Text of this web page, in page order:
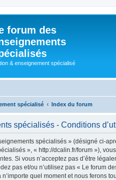
forum des
& enseignement spécialisé
spécialisé Index du forum
spécialisés - Conditions
spécialisés » (désigné ci-
», « http://dcalin.fr/forum »),
Si vous n’acceptez pas d’être
pas et/ou n’utilisez pas « Le forum
quel moment et nous ferons